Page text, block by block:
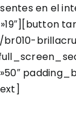
en el
br010-